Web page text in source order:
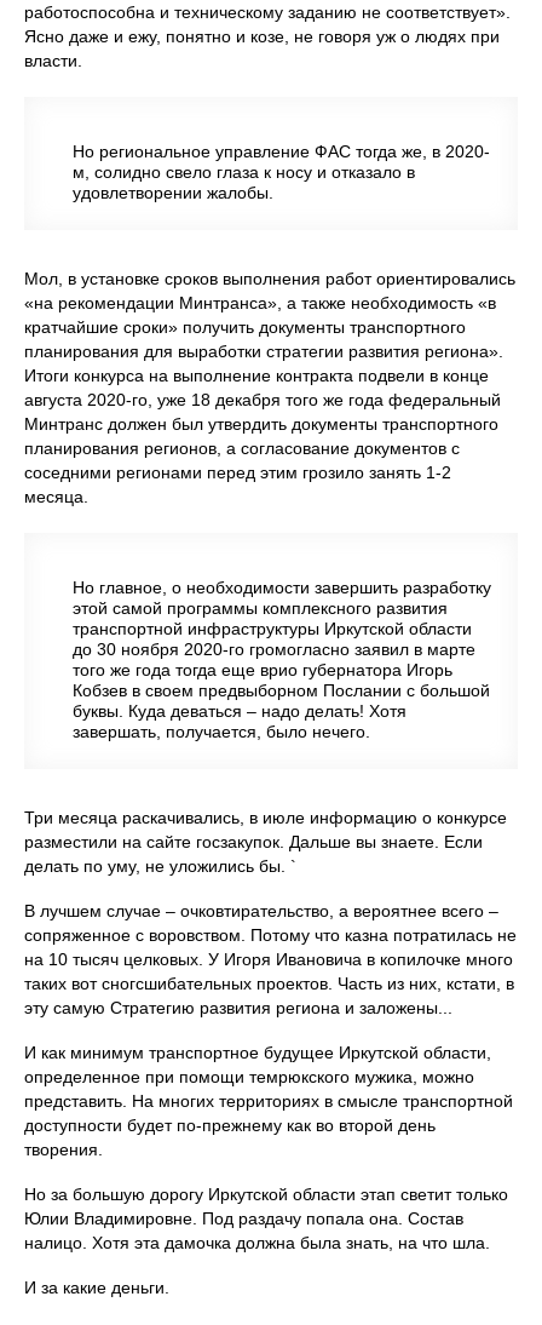
работоспособна и техническому заданию не соответствует».
Ясно даже и ежу, понятно и козе, не говоря уж о людях при
власти.
Но региональное управление ФАС тогда же, в 2020-
м, солидно свело глаза к носу и отказало в
удовлетворении жалобы.
Мол, в установке сроков выполнения работ ориентировались
«на рекомендации Минтранса», а также необходимость «в
кратчайшие сроки» получить документы транспортного
планирования для выработки стратегии развития региона».
Итоги конкурса на выполнение контракта подвели в конце
августа 2020-го, уже 18 декабря того же года федеральный
Минтранс должен был утвердить документы транспортного
планирования регионов, а согласование документов с
соседними регионами перед этим грозило занять 1-2
месяца.
Но главное, о необходимости завершить разработку
этой самой программы комплексного развития
транспортной инфраструктуры Иркутской области
до 30 ноября 2020-го громогласно заявил в марте
того же года тогда еще врио губернатора Игорь
Кобзев в своем предвыборном Послании с большой
буквы. Куда деваться – надо делать! Хотя
завершать, получается, было нечего.
Три месяца раскачивались, в июле информацию о конкурсе
разместили на сайте госзакупок. Дальше вы знаете. Если
делать по уму, не уложились бы. `
В лучшем случае – очковтирательство, а вероятнее всего –
сопряженное с воровством. Потому что казна потратилась не
на 10 тысяч целковых. У Игоря Ивановича в копилочке много
таких вот сногсшибательных проектов. Часть из них, кстати, в
эту самую Стратегию развития региона и заложены...
И как минимум транспортное будущее Иркутской области,
определенное при помощи темрюкского мужика, можно
представить. На многих территориях в смысле транспортной
доступности будет по-прежнему как во второй день
творения.
Но за большую дорогу Иркутской области этап светит только
Юлии Владимировне. Под раздачу попала она. Состав
налицо. Хотя эта дамочка должна была знать, на что шла.
И за какие деньги.